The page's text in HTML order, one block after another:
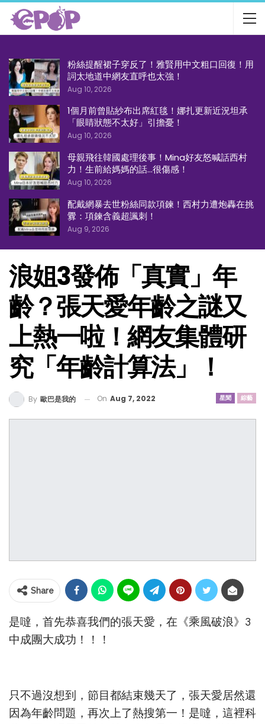
粉絲提醒裙子穿反了！雅賢用中文粗口回復！用
詞太地道中網友直呼也太強！
Aug 10, 2026
1個月前曾貼紗布出席紅毯！娜扎更新近況坦承
「眼睛狀態不太好」引擔憂！
Aug 10, 2026
母親飛往韓國處理後事！Mina好友怒喊話西村
力！生前給媽媽的話…很傷感！
Aug 10, 2026
配戴網暴去世粉絲同款項鍊！西村力遭炮轟在挑
釁：項鍊含義超諷刺！
Aug 9, 2026
浪姐3發佈「真實」年
齡？張天愛年齡之謎又
上熱一啦！網友集體研
究「年齡計算法」！
星聞 綜藝
By 歐巴是我的 On Aug 7, 2022
Share
是噠，首先恭喜我們的張天愛，在《乘風破浪》3
中成團大成功！！！
只不過沒想到，節目都結束幾天了，張天愛居然還
因為年齡問題，再次上了熱搜第一！是噠，這裡科